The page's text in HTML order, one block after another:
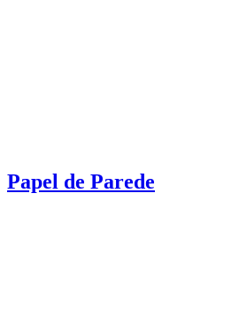
Papel de Parede